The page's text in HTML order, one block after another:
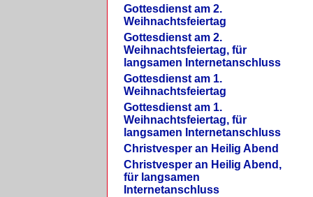
Gottesdienst am 2.
Weihnachtsfeiertag
Gottesdienst am 2.
Weihnachtsfeiertag, für
langsamen Internetanschluss
Gottesdienst am 1.
Weihnachtsfeiertag
Gottesdienst am 1.
Weihnachtsfeiertag, für
langsamen Internetanschluss
Christvesper an Heilig Abend
Christvesper an Heilig Abend,
für langsamen
Internetanschluss